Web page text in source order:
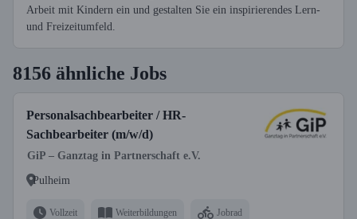
Arbeit mit Kindern ein und gestalten Sie ein inspirierendes Lern-
und Freizeitumfeld.
8156 ähnliche Jobs
Personalsachbearbeiter / HR-
Sachbearbeiter (m/w/d)
GiP – Ganztag in Partnerschaft e.V.
Pulheim
Vollzeit Weiterbildungen Jobrad